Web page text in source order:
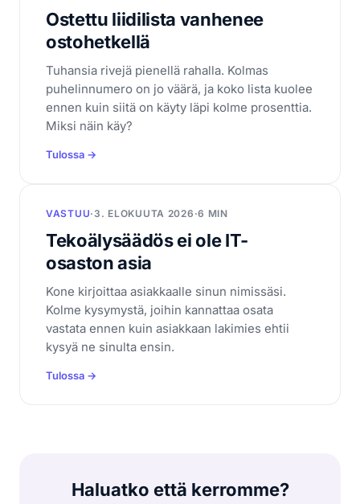
Ostettu liidilista vanhenee
ostohetkellä
Tuhansia rivejä pienellä rahalla. Kolmas
puhelinnumero on jo väärä, ja koko lista kuolee
ennen kuin siitä on käyty läpi kolme prosenttia.
Miksi näin käy?
Tulossa →
VASTUU· 3. ELOKUUTA 2026 ·6 MIN
Tekoälysäädös ei ole IT-
osaston asia
Kone kirjoittaa asiakkaalle sinun nimissäsi.
Kolme kysymystä, joihin kannattaa osata
vastata ennen kuin asiakkaan lakimies ehtii
kysyä ne sinulta ensin.
Tulossa →
Haluatko että kerromme?